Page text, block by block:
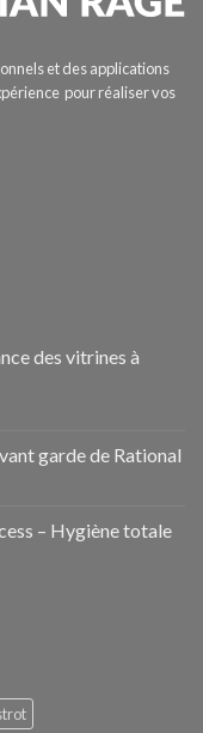
et des applications
pour réaliser vos
des vitrines à
garde de Rational
– Hygiène totale